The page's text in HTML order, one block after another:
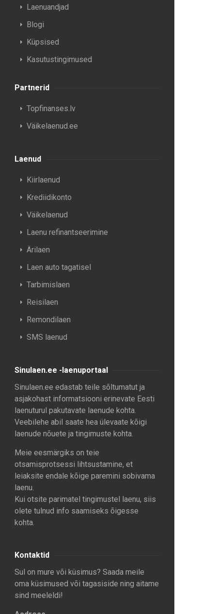
Laenuandjad
Blogi
Küpsised
Kasutustingimused
Partnerid
Topfinanses.lv
Väikelaenud.ee
Laenud
Kiirlaenud
Krediidikonto
Väikelaenud
Laenu refinantseerimine
Ärilaen
Laen auto tagatisel
Tarbimislaen
Reisilaen
Remondilaen
SMS laenud
Sinulaen.ee -laenuportaal
Sinulaen.ee edastab teile sõltumatut ja
asjakohast informatsiooni erinevate Eesti
laenuturul pakutavate laenude kohta.
Veebilehe abil saate hea ülevaate kõigi
laenude nõuete ja tingimuste kohta.
Meie eesmärgiks on teie
otsamisprotsessi lihtsustamine, et
leiaksite endale kõige paremini sobivama
laenu.
Kui otsite parimatel tingimustel laenu, siis
olete tulnud info saamiseks õigesse
kohta.
Kontaktid
Sul on mure või küsimus? Saada meile
oma küsimused või tagasiside ning aitame
sind meeleldi!